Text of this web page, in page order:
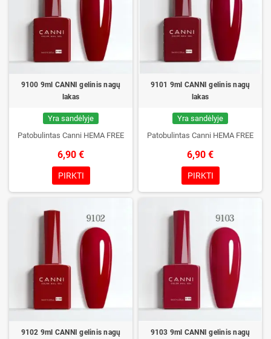
9100 9ml CANNI gelinis nagų
lakas
Yra sandėlyje
Patobulintas Canni HEMA FREE
6,90 €
PIRKTI
9101 9ml CANNI gelinis nagų
lakas
Yra sandėlyje
Patobulintas Canni HEMA FREE
6,90 €
PIRKTI
9102 9ml CANNI gelinis nagų
9103 9ml CANNI gelinis nagų